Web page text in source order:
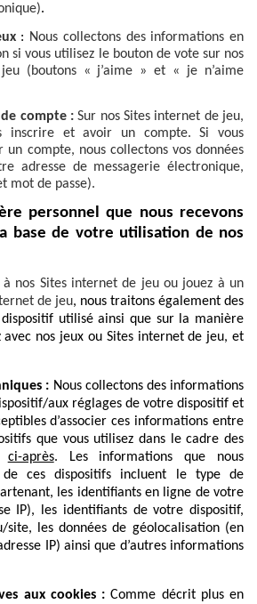
.
: Nous collectons des informations en
si vous utilisez le bouton de vote sur nos
(boutons « j’aime » et « je n’aime
compte : Sur nos Sites internet de jeu,
inscrire et avoir un compte. Si vous
un compte, nous collectons vos données
adresse de messagerie électronique,
mot de passe).
personnel que nous recevons
base de votre utilisation de nos
à nos Sites internet de jeu ou jouez à un
de jeu, nous traitons également des
utilisé ainsi que sur la manière
avec nos jeux ou Sites internet de jeu, et
: Nous collectons des informations
aux réglages de votre dispositif et
d’associer ces informations entre
que vous utilisez dans le cadre des
ci-après. Les informations que nous
de ces dispositifs incluent le type de
les identifiants en ligne de votre
IP), les identifiants de votre dispositif,
site, les données de géolocalisation (en
IP) ainsi que d’autres informations
aux cookies : Comme décrit plus en